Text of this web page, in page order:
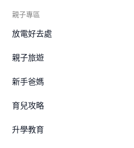
親子專區
放電好去處
親子旅遊
新手爸媽
育兒攻略
升學教育